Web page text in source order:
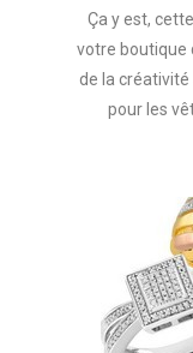
Ça y est,
votre boutique
de la
pour les